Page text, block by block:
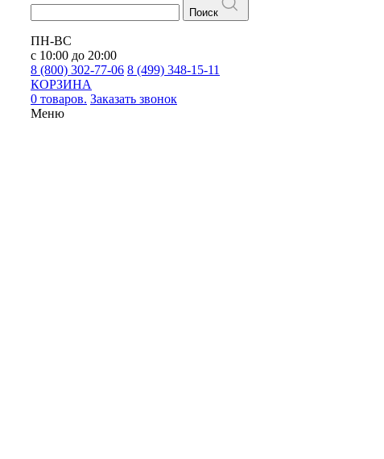
Поиск
ПН-ВС
с 10:00 до 20:00
8 (800) 302-77-06 8 (499) 348-15-11
КОРЗИНА
0 товаров. Заказать звонок
Меню